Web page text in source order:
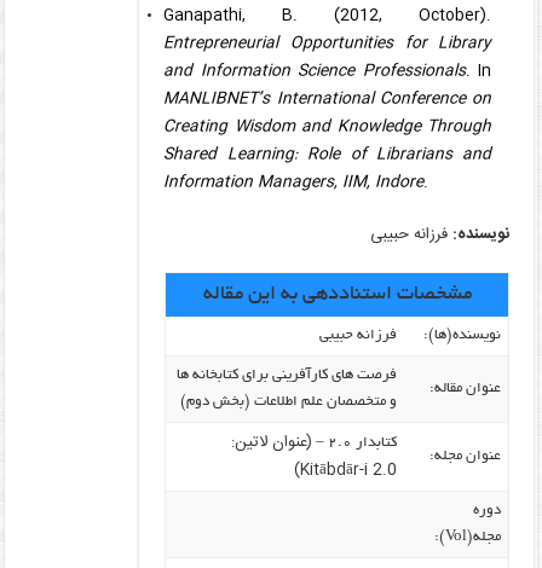
Ganapathi, B. (2012, October).
Entrepreneurial Opportunities for Library
and Information Science Professionals. In
MANLIBNET’s International Conference on
Creating Wisdom and Knowledge Through
Shared Learning: Role of Librarians and
Information Managers, IIM, Indore.
نویسنده: فرزانه حبیبی
مشخصات استناددهی به این مقاله
نویسنده‌(ها): فرزانه حبیبی
عنوان مقاله:
فرصت های کارآفرینی برای کتابخانه ها
و متخصصان علم اطلاعات (بخش دوم)
عنوان مجله:
کتابدار ۲.۰ –
(عنوان لاتین:
Kitābdār-i 2.0)
دوره
مجله(Vol):